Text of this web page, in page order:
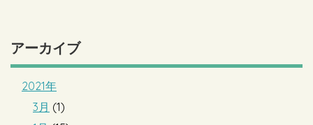
アーカイブ
2021年
3月 (1)